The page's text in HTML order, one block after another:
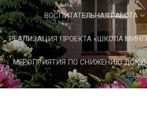
ВОСПИТАТЕЛЬНАЯ РАБОТА
РЕАЛИЗАЦИЯ ПРОЕКТА «ШКОЛА
МЕРОПРИЯТИЯ ПО СНИЖЕНИЮ